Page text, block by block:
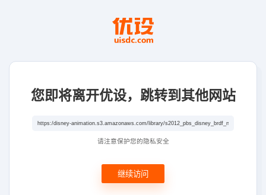
您即将离开优设，跳转到其他网站
请注意保护您的隐私安全
继续访问